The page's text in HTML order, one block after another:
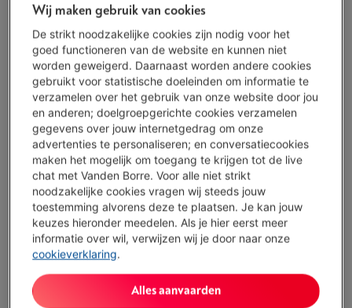
Beschikbaar Bekijk voorraad
€ 99,00
Ofbetalen per maand-Simulatie
Let op, geld lenen kost ook geld.
Minder dan 5 in stock, bestel nu!
Vergelijken
Wij maken gebruik van cookies
De strikt noodzakelijke cookies zijn nodig voor het
goed functioneren van de website en kunnen niet
worden geweigerd. Daarnaast worden andere cookies
gebruikt voor statistische doeleinden om informatie te
verzamelen over het gebruik van onze website door jou
en anderen; doelgroepgerichte cookies verzamelen
gegevens over jouw internetgedrag om onze
advertenties te personaliseren; en conversatiecookies
maken het mogelijk om toegang te krijgen tot de live
chat met Vanden Borre. Voor alle niet strikt
noodzakelijke cookies vragen wij steeds jouw
toestemming alvorens deze te plaatsen. Je kan jouw
keuzes hieronder meedelen. Als je hier eerst meer
informatie over wil, verwijzen wij je door naar onze
cookieverklaring.
Alles aanvaarden